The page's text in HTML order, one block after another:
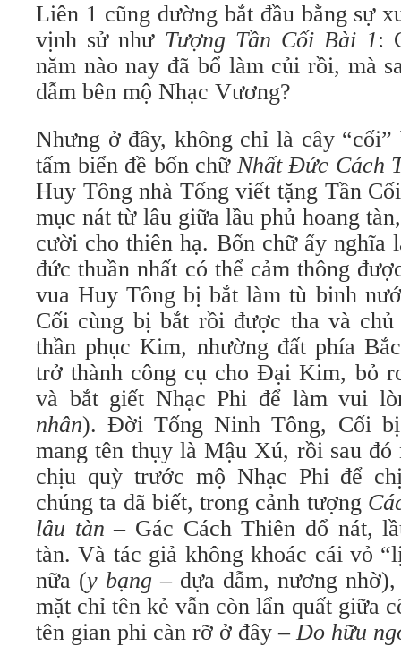
Liên 1 cũng dường bắt đầu bằng sự
vịnh sử như Tượng Tần Cối Bài 1:
năm nào nay đã bổ làm củi rồi, mà
dẫm bên mộ Nhạc Vương?
Nhưng ở đây, không chỉ là cây
tấm biển đề bốn chữ Nhất Đức Cách
Huy Tông nhà Tống viết tặng Tần
mục nát từ lâu giữa lầu phủ hoang
cười cho thiên hạ. Bốn chữ ấy nghĩa
đức thuần nhất có thể cảm thông
vua Huy Tông bị bắt làm tù binh
Cối cùng bị bắt rồi được tha và
thần phục Kim, nhường đất phía
trở thành công cụ cho Đại Kim, bỏ
và bắt giết Nhạc Phi để làm vui
nhân). Đời Tống Ninh Tông, Cối
mang tên thụy là Mậu Xú, rồi sau
chịu quỳ trước mộ Nhạc Phi để
chúng ta đã biết, trong cảnh tượng
lâu tàn– Gác Cách Thiên đổ nát,
tàn. Và tác giả không khoác cái vỏ
nữa (y bạng – dựa dẫm, nương
mặt chỉ tên kẻ vẫn còn lẩn quất giữa
tên gian phi càn rỡ ở đây –Do hữu